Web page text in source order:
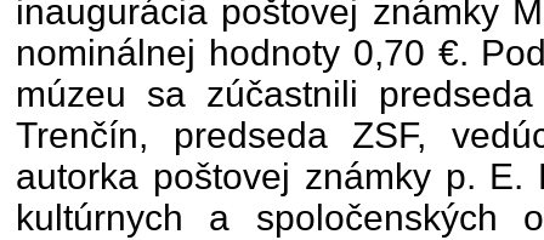
inaugurácia poštovej známky
nominálnej hodnoty 0,70 €.
múzeu sa zúčastnili
Trenčín, predseda ZSF,
autorka poštovej známky p. E.
kultúrnych a spoločenských